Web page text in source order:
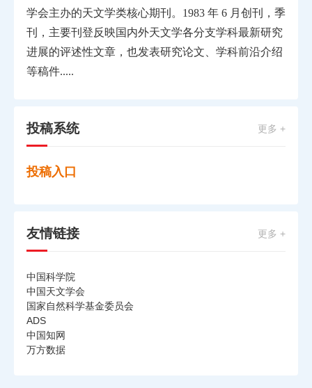
学会主办的天文学类核心期刊。1983 年 6 月创刊，季
刊，主要刊登反映国内外天文学各分支学科最新研究
进展的评述性文章，也发表研究论文、学科前沿介绍
等稿件.....
投稿系统 更多 +
投稿入口
友情链接 更多 +
中国科学院
中国天文学会
国家自然科学基金委员会
ADS
中国知网
万方数据